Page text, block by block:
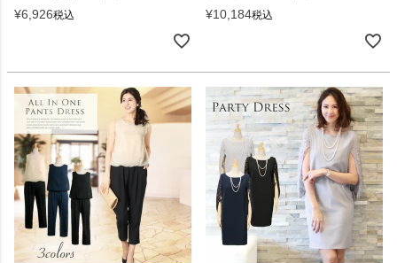
¥6,926税込
¥10,184税込